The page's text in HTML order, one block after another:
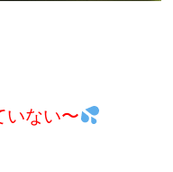
いない〜